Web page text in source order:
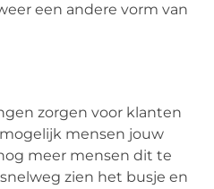
een andere vorm van
zorgen voor klanten
mensen jouw
meer mensen dit te
zien het busje en